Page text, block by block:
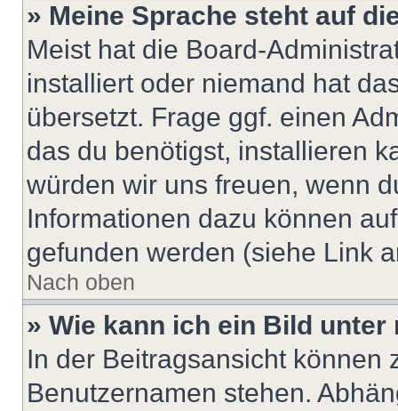
» Meine Sprache steht auf
Meist hat die Board-
installiert oder niemand hat
übersetzt. Frage ggf. einen
das du benötigst, installieren
würden wir uns freuen, wenn
Informationen dazu können
gefunden werden (siehe Link
Nach oben
» Wie kann ich ein Bild
In der Beitragsansicht können
Benutzernamen stehen.